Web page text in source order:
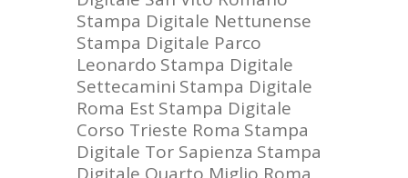
Stampa Digitale Nettunense
Stampa Digitale Parco
Leonardo Stampa Digitale
Settecamini Stampa Digitale
Roma Est Stampa Digitale
Corso Trieste Roma Stampa
Digitale Tor Sapienza Stampa